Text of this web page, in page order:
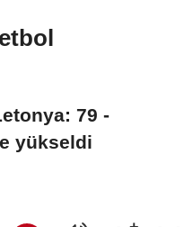
79 -
yükseldi